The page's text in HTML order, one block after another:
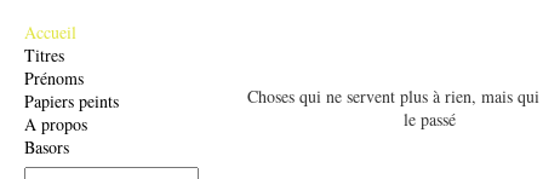
Choses qui ne servent plus à rien, mais
le passé
Accueil
Titres
Prénoms
Papiers peints
A propos
Basors